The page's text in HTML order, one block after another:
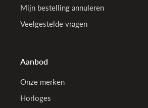
Mijn bestelling annuleren
Veelgestelde vragen
Aanbod
Onze merken
Horloges